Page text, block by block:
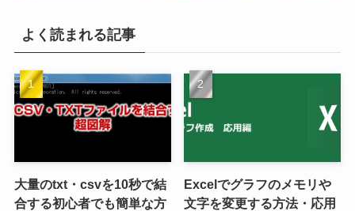
よく読まれる記事
大量のtxt・csvを10秒で結
合する初心者でも簡単な方
Excelでグラフのメモリや
文字を変更する方法・応用